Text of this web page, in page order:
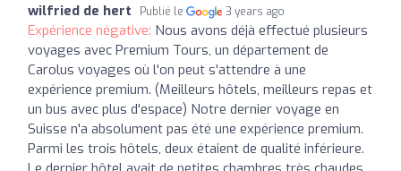
wilfried de hert Publié le 3 years ago
Expérience négative: Nous avons déjà effectué plusieurs
voyages avec Premium Tours, un département de
Carolus voyages où l'on peut s'attendre à une
expérience premium. (Meilleurs hôtels, meilleurs repas et
un bus avec plus d'espace) Notre dernier voyage en
Suisse n'a absolument pas été une expérience premium.
Parmi les trois hôtels, deux étaient de qualité inférieure.